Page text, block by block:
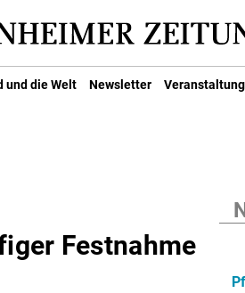
und die Welt Newsletter
Festnahme